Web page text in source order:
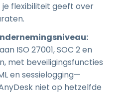
flexibiliteit geeft over
ISO 27001, SOC 2 en
met beveiligingsfuncties
en sessielogging—
niet op hetzelfde